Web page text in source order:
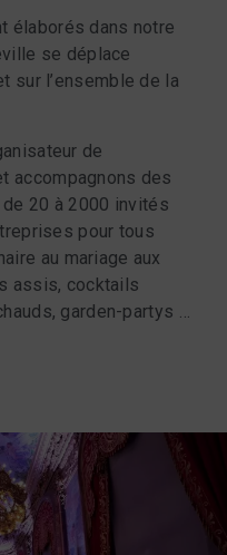
élaborés dans notre
se déplace
sur l’ensemble de la
de
accompagnons des
20 à 2000 invités
pour tous
au mariage aux
assis, cocktails
garden-partys …